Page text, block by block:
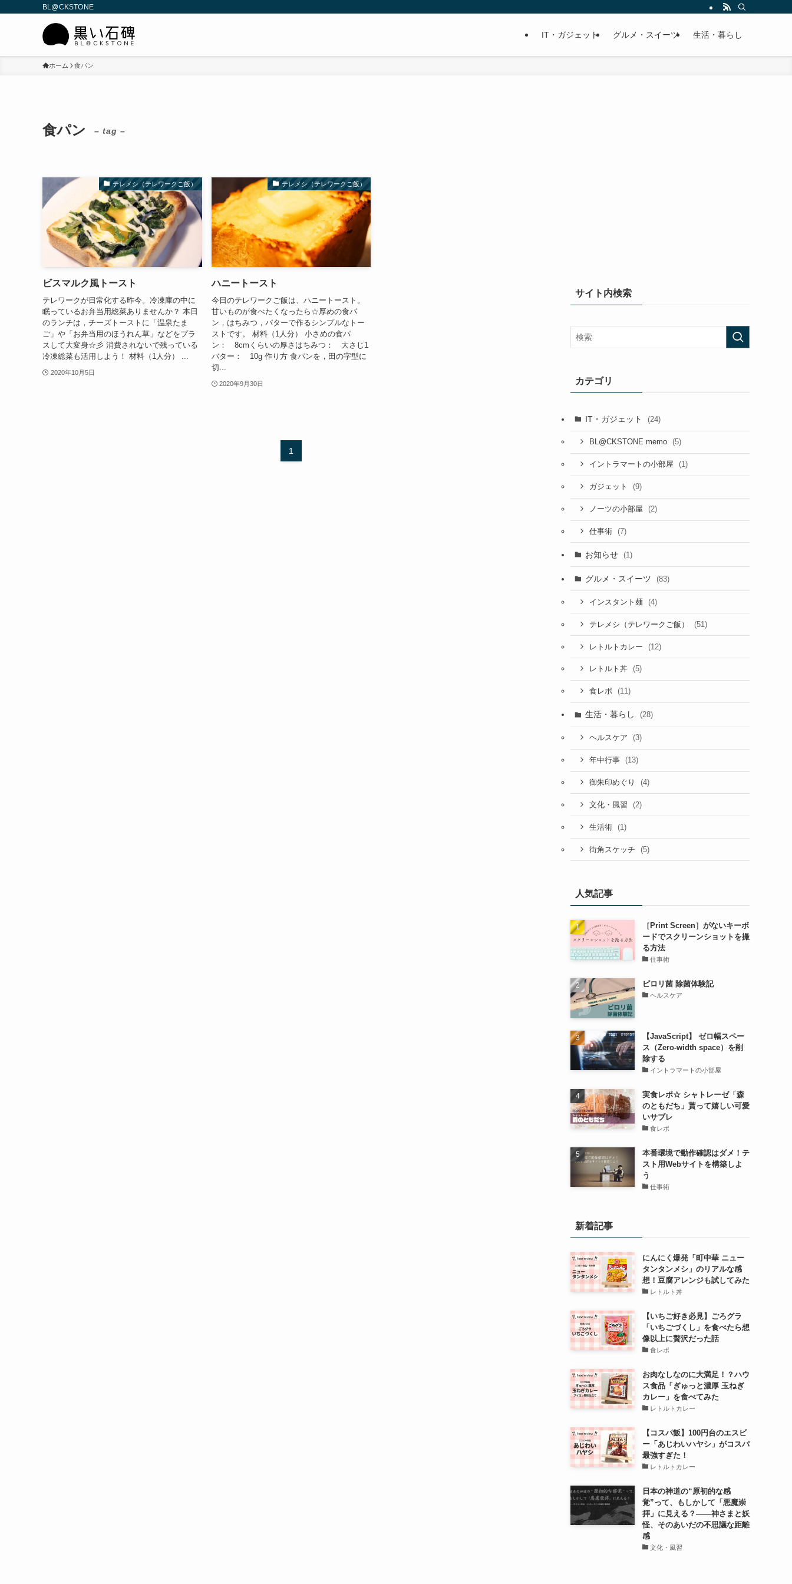
BL@CKSTONE
IT・ガジェット グルメ・スイーツ 生活・暮らし
ホーム 食パン
食パン – tag –
テレメシ（テレワークご飯）
ビスマルク風トースト
テレワークが日常化する昨今。冷凍庫の中に
眠っているお弁当用総菜ありませんか？ 本日
のランチは，チーズトーストに「温泉たま
ご」や「お弁当用のほうれん草」などをプラ
スして大変身☆彡 消費されないで残っている
冷凍総菜も活用しよう！ 材料（1人分） ...
2020年10月5日
テレメシ（テレワークご飯）
ハニートースト
今日のテレワークご飯は、ハニートースト。
甘いものが食べたくなったら☆厚めの食パ
ン，はちみつ，バターで作るシンプルなトー
ストです。 材料（1人分） 小さめの食パ
ン： 8cmくらいの厚さはちみつ： 大さじ1
バター： 10g 作り方 食パンを，田の字型に
切...
2020年9月30日
1
サイト内検索
カテゴリ
IT・ガジェット (24)
BL@CKSTONE memo (5)
イントラマートの小部屋 (1)
ガジェット (9)
ノーツの小部屋 (2)
仕事術 (7)
お知らせ (1)
グルメ・スイーツ (83)
インスタント麺 (4)
テレメシ（テレワークご飯） (51)
レトルトカレー (12)
レトルト丼 (5)
食レポ (11)
生活・暮らし (28)
ヘルスケア (3)
年中行事 (13)
御朱印めぐり (4)
文化・風習 (2)
生活術 (1)
街角スケッチ (5)
人気記事
［Print Screen］がないキーボ
ードでスクリーンショットを撮
る方法
仕事術
ピロリ菌 除菌体験記
ヘルスケア
【JavaScript】 ゼロ幅スペー
ス（Zero-width space）を削
除する
イントラマートの小部屋
実食レポ☆ シャトレーゼ「森
のともだち」貰って嬉しい可愛
いサブレ
食レポ
本番環境で動作確認はダメ！テ
スト用Webサイトを構築しよ
う
仕事術
新着記事
にんにく爆発「町中華 ニュー
タンタンメシ」のリアルな感
想！豆腐アレンジも試してみた
レトルト丼
【いちご好き必見】ごろグラ
「いちごづくし」を食べたら想
像以上に贅沢だった話
食レポ
お肉なしなのに大満足！？ハウ
ス食品「ぎゅっと濃厚 玉ねぎ
カレー」を食べてみた
レトルトカレー
【コスパ飯】100円台のエスビ
ー「あじわいハヤシ」がコスパ
最強すぎた！
レトルトカレー
日本の神道の“原初的な感
覚”って、もしかして「悪魔崇
拝」に見える？――神さまと妖
怪、そのあいだの不思議な距離
感
文化・風習